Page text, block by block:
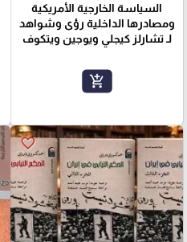
السياسة الخارجية الأمريكية
ومصادرها الداخلية رؤى وشواهد
لـ تشارلز كيجلي ويوجين ويتكوف
add_shopping_cart
favorite_border